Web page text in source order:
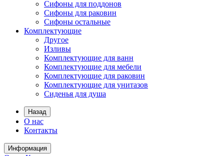
Сифоны для поддонов
Сифоны для раковин
Сифоны остальные
Комплектующие
Другое
Изливы
Комплектующие для ванн
Комплектующие для мебели
Комплектующие для раковин
Комплектующие для унитазов
Сиденья для душа
Назад
О нас
Контакты
Информация